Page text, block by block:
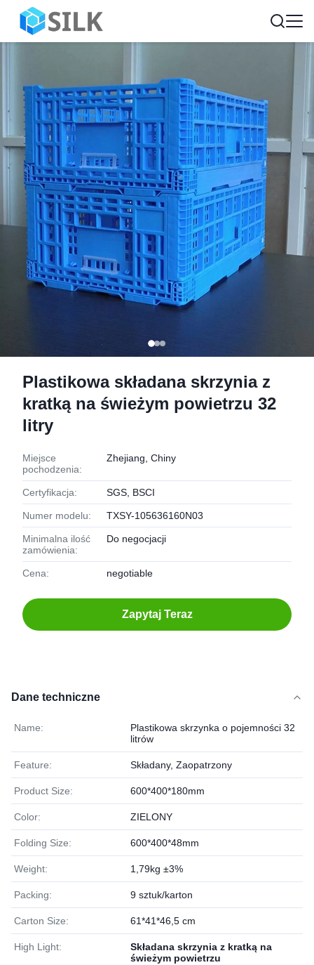
Plastikowa składana skrzynia z
kratką na świeżym powietrzu 32
litry
Miejsce
pochodzenia:
Zhejiang, Chiny
Certyfikacja: SGS, BSCI
Numer modelu: TXSY-105636160N03
Minimalna ilość
zamówienia:
Do negocjacji
Cena: negotiable
Zapytaj Teraz
Dane techniczne
Name:
Plastikowa skrzynka o pojemności 32
litrów
Feature: Składany, Zaopatrzony
Product Size: 600*400*180mm
Color: ZIELONY
Folding Size: 600*400*48mm
Weight: 1,79kg ±3%
Packing: 9 sztuk/karton
Carton Size: 61*41*46,5 cm
High Light:
Składana skrzynia z kratką na
świeżym powietrzu